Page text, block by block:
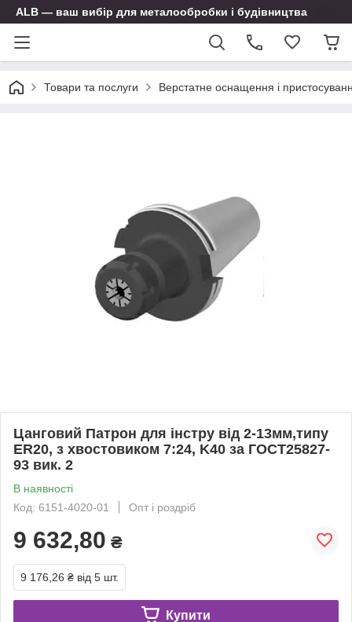
ALB — ваш вибір для металообробки і будівництва
Товари та послуги Верстатне оснащення і
Цанговий Патрон для інстру від 2-13мм,типу
ER20, з хвостовиком 7:24, K40 за ГОСТ25827-
93 вик. 2
В наявності
Код: 6151-4020-01
Опт і роздріб
9 632,80 ₴
9 176,26 ₴ від 5 шт.
Купити